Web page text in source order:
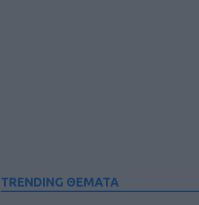
TRENDING ΘΕΜΑΤΑ